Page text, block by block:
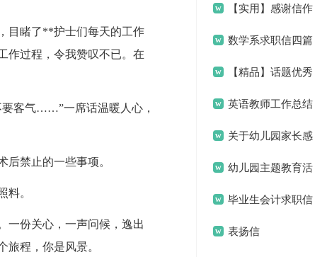
目睹了**护士们每天的工作
作过程，令我赞叹不已。在
要客气……”一席话温暖人心，
禁止的一些事项。
料。
一份关心，一声问候，逸出
程，你是风景。
书集合五篇
【实用】感谢信作
文汇编5篇
数学系求职信四篇
【精品】话题优秀
作文300字三篇
英语教师工作总结
关于幼儿园家长感
谢信模板集锦10篇
幼儿园主题教育活
动方案15篇
毕业生会计求职信
15篇表扬信